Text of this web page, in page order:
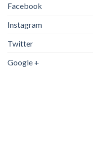
Facebook
Instagram
Twitter
Google +